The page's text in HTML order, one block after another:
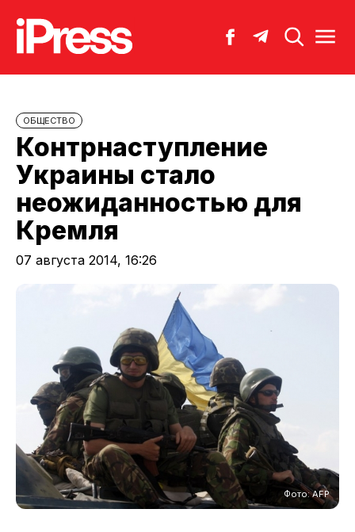
ОБЩЕСТВО
Контрнаступление
Украины стало
неожиданностью для
Кремля
07 августа 2014, 16:26
Фото: AFP